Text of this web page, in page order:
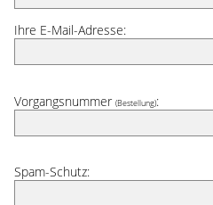
Ihre E-Mail-Adresse:
Vorgangsnummer (Bestellung):
Spam-Schutz: